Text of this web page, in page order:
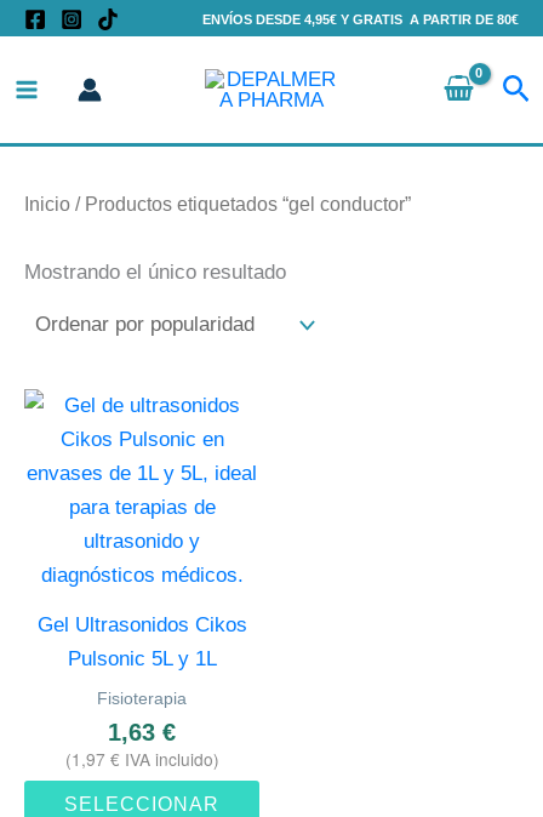
contenido
ENVÍOS DESDE 4,95€ Y GRATIS A PARTIR DE 80€
Inicio / Productos etiquetados “gel conductor”
Mostrando el único resultado
Gel Ultrasonidos Cikos
Pulsonic 5L y 1L
Fisioterapia
1,63 €
(1,97 € IVA incluido)
SELECCIONAR
la